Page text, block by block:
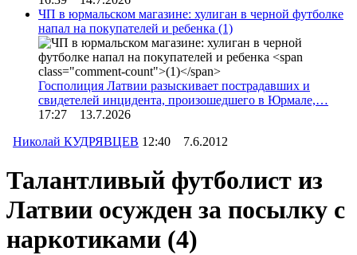
ЧП в юрмальском магазине: хулиган в черной футболке
напал на покупателей и ребенка (1)
Госполиция Латвии разыскивает пострадавших и
свидетелей инцидента, произошедшего в Юрмале,…
17:27 13.7.2026
Николай КУДРЯВЦЕВ 12:40 7.6.2012
Талантливый футболист из
Латвии осужден за посылку с
наркотиками (4)